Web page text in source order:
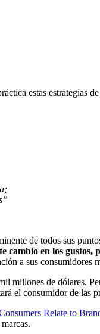
estas estrategias
de todos sus
cambio en los gustos,
a sus consumidores
de dólares.
el consumidor de las
Relate to